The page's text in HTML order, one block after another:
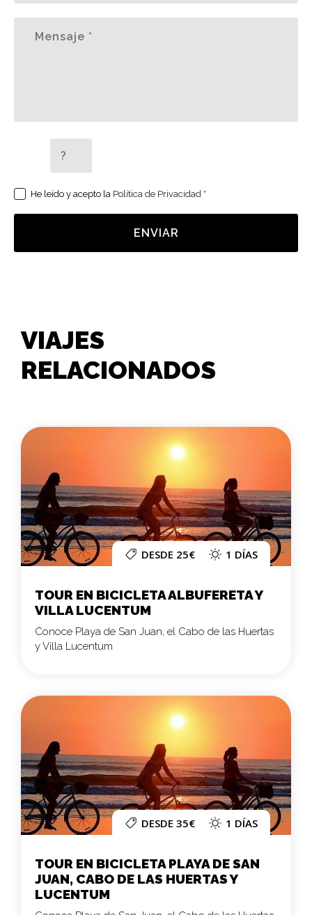
He leído y acepto la Política de Privacidad *
ENVIAR
VIAJES
RELACIONADOS
DESDE 25€ 1 DÍAS
TOUR EN BICICLETA ALBUFERETA Y
VILLA LUCENTUM
Conoce Playa de San Juan, el Cabo de las Huertas
y Villa Lucentum
DESDE 35€ 1 DÍAS
TOUR EN BICICLETA PLAYA DE SAN
JUAN, CABO DE LAS HUERTAS Y
LUCENTUM